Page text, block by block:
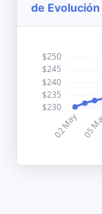
de Evolución